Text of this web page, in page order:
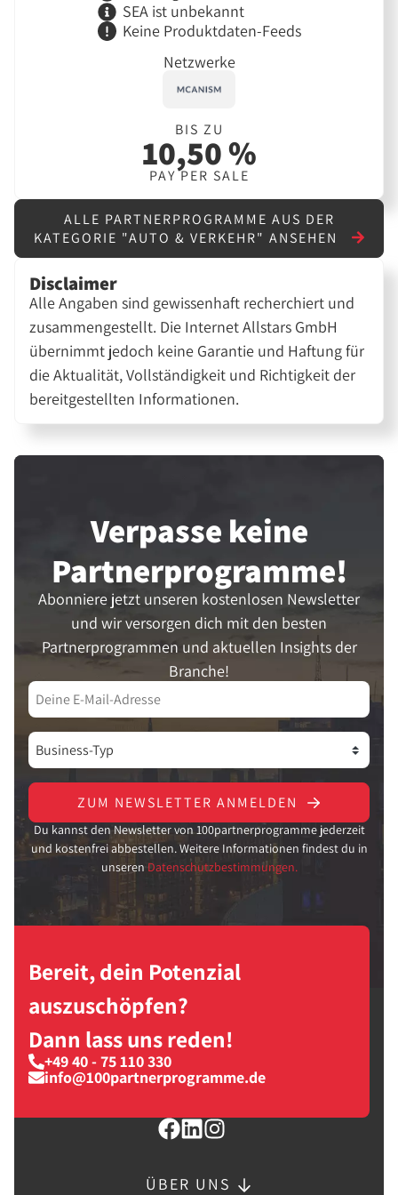
SEA ist unbekannt
Keine Produktdaten-Feeds
Netzwerke
BIS ZU
10,50 %
PAY PER SALE
ALLE PARTNERPROGRAMME AUS DER
KATEGORIE "AUTO & VERKEHR" ANSEHEN
Disclaimer
Alle Angaben sind gewissenhaft recherchiert und
zusammengestellt. Die Internet Allstars GmbH
übernimmt jedoch keine Garantie und Haftung für
die Aktualität, Vollständigkeit und Richtigkeit der
bereitgestellten Informationen.
Verpasse keine
Partner­programme!
Abonniere jetzt unseren kostenlosen Newsletter
und wir versorgen dich mit den besten
Partnerprogrammen und aktuellen Insights der
Branche!
ZUM NEWSLETTER ANMELDEN
Du kannst den Newsletter von 100partnerprogramme jederzeit
und kostenfrei abbestellen. Weitere Informationen findest du in
unseren Datenschutzbestimmungen.
Bereit, dein Potenzial
auszuschöpfen?
Dann lass uns reden!
+49 40 - 75 110 330
info@100partnerprogramme.de
ÜBER UNS